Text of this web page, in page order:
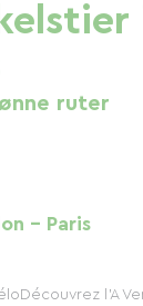
ruter
- Paris
l'A